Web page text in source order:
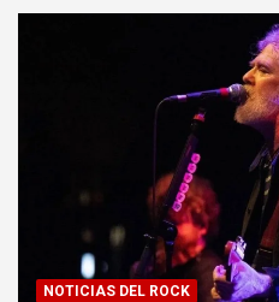
NOTICIAS DEL ROCK